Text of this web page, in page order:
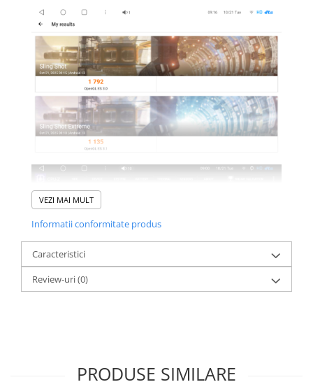
VEZI MAI MULT
Informatii conformitate produs
Caracteristici
Review-uri(0)
PRODUSE SIMILARE